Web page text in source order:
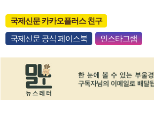
국제신문 카카오플러스 친구
국제신문 공식 페이스북 인스타그램